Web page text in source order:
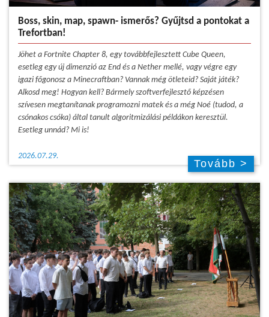
Boss, skin, map, spawn- ismerős? Gyűjtsd a pontokat a
Trefortban!
Jöhet a Fortnite Chapter 8, egy továbbfejlesztett Cube Queen,
esetleg egy új dimenzió az End és a Nether mellé, vagy végre egy
igazi főgonosz a Minecraftban? Vannak még ötleteid? Saját játék?
Alkosd meg! Hogyan kell? Bármely szoftverfejlesztő képzésen
szívesen megtanítanak programozni matek és a még Noé (tudod, a
csónakos csóka) által tanult algoritmizálási példákon keresztül.
Esetleg unnád? Mi is!
2026.07.29.
Tovább >